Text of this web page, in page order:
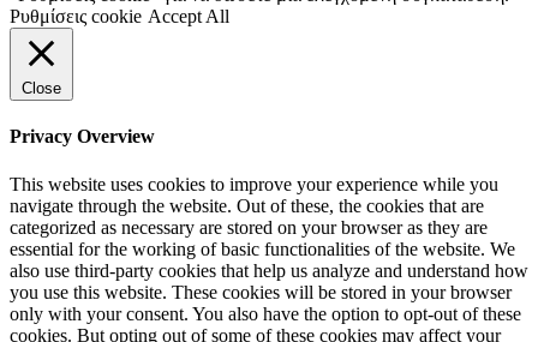
Ρυθμίσεις cookie Accept All
Close
Privacy Overview
This website uses cookies to improve your experience while you
navigate through the website. Out of these, the cookies that are
categorized as necessary are stored on your browser as they are
essential for the working of basic functionalities of the website. We
also use third-party cookies that help us analyze and understand how
you use this website. These cookies will be stored in your browser
only with your consent. You also have the option to opt-out of these
cookies. But opting out of some of these cookies may affect your